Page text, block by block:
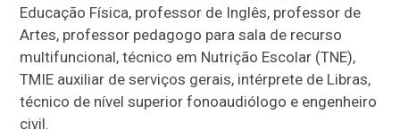
Educação Física, professor de Inglês, professor de
Artes, professor pedagogo para sala de recurso
multifuncional, técnico em Nutrição Escolar (TNE),
TMIE auxiliar de serviços gerais, intérprete de Libras,
técnico de nível superior fonoaudiólogo e engenheiro
civil.